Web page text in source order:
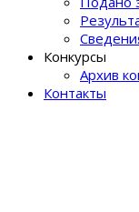
Конкурсы
Архив
Контакты